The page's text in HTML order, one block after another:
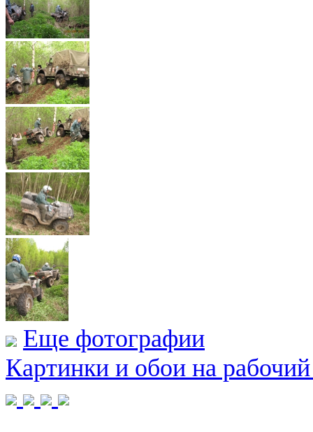
Еще фотографии
Картинки и обои на